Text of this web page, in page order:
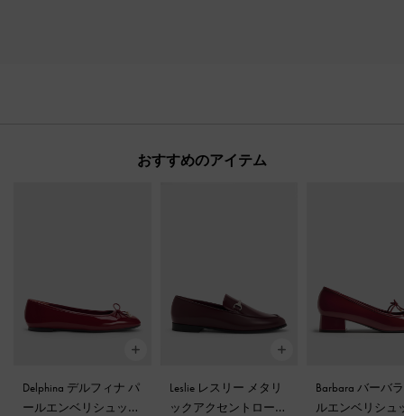
おすすめのアイテム
Delphina デルフィナ パ
ールエンベリシュッド
Leslie レスリー メタリ
ックアクセントローフ
Barbara バーバ
ルエンベリシュ